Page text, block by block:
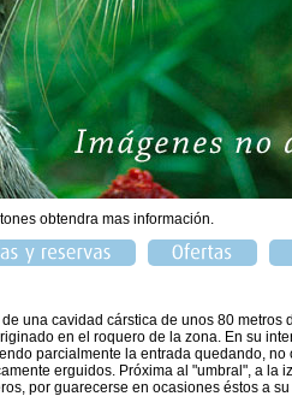
obtendra mas información.
una cavidad cárstica de unos 80
en el roquero de la zona. En su
parcialmente la entrada quedando,
erguidos. Próxima al "umbral", a la
por guarecerse en ocasiones éstos a